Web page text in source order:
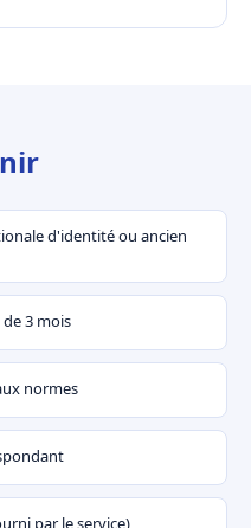
d'identité ou ancien
3 mois
normes
par le service)